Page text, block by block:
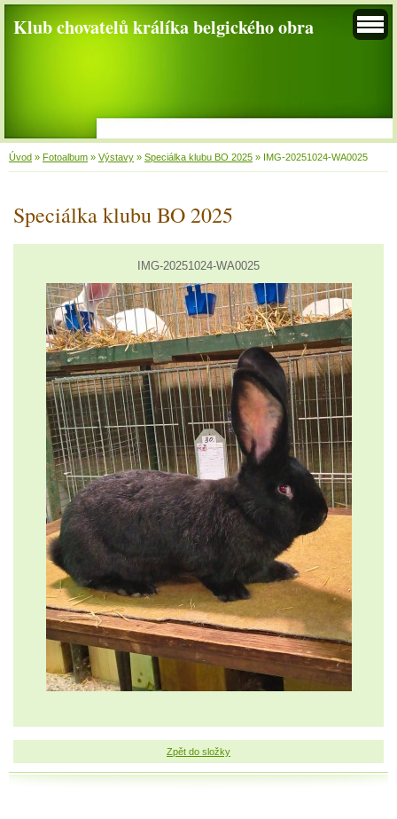
Klub chovatelů králíka belgického obra
Úvod » Fotoalbum » Výstavy » Speciálka klubu BO 2025 » IMG-20251024-WA0025
Speciálka klubu BO 2025
IMG-20251024-WA0025
Zpět do složky